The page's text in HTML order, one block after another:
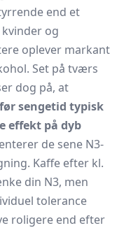
end et
og
oplever markant
Set på tværs
dog på, at
sengetid typisk
effekt på dyb
de sene N3-
Kaffe efter kl.
din N3, men
tolerance
roligere end efter